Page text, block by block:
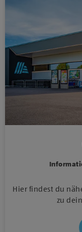
Hier findest du
zu